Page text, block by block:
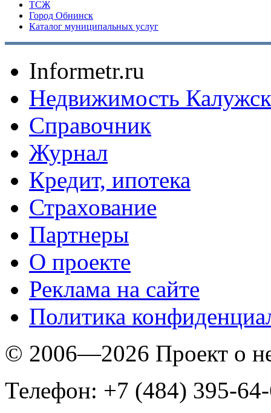
ТСЖ
Город Обнинск
Каталог муниципальных услуг
Informetr.ru
Недвижимость
Справочник
Журнал
Кредит, ипотека
Страхование
Партнеры
O проекте
Реклама на сайте
Политика
© 2006—2026 Проект о
Телефон: +7 (484) 395-